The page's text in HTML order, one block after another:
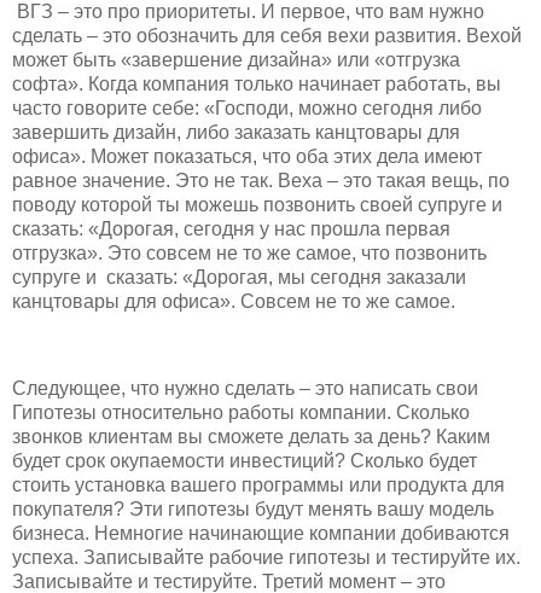
ВГЗ – это про приоритеты. И первое, что вам нужно
сделать – это обозначить для себя вехи развития. Вехой
может быть «завершение дизайна» или «отгрузка
софта». Когда компания только начинает работать, вы
часто говорите себе: «Господи, можно сегодня либо
завершить дизайн, либо заказать канцтовары для
офиса». Может показаться, что оба этих дела имеют
равное значение. Это не так. Веха – это такая вещь, по
поводу которой ты можешь позвонить своей супруге и
сказать: «Дорогая, сегодня у нас прошла первая
отгрузка». Это совсем не то же самое, что позвонить
супруге и сказать: «Дорогая, мы сегодня заказали
канцтовары для офиса». Совсем не то же самое.
Следующее, что нужно сделать – это написать свои
Гипотезы относительно работы компании. Сколько
звонков клиентам вы сможете делать за день? Каким
будет срок окупаемости инвестиций? Сколько будет
стоить установка вашего программы или продукта для
покупателя? Эти гипотезы будут менять вашу модель
бизнеса. Немногие начинающие компании добиваются
успеха. Записывайте рабочие гипотезы и тестируйте их.
Записывайте и тестируйте. Третий момент – это